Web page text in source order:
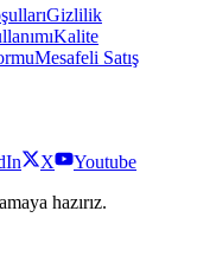
Gizlilik
Kalite
Mesafeli Satış
X
Youtube
hazırız.